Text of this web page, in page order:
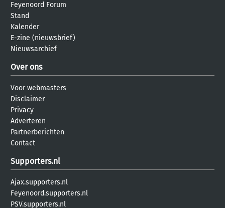
Feyenoord Forum
Stand
Kalender
E-zine (nieuwsbrief)
Nieuwsarchief
Over ons
Voor webmasters
Disclaimer
Privacy
Adverteren
Partnerberichten
Contact
Supporters.nl
Ajax.supporters.nl
Feyenoord.supporters.nl
PSV.supporters.nl